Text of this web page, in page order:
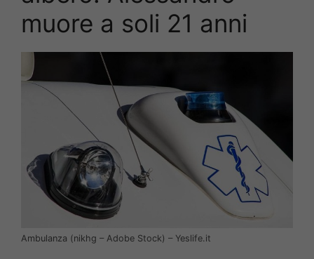
muore a soli 21 anni
Ambulanza (nikhg – Adobe Stock) – Yeslife.it